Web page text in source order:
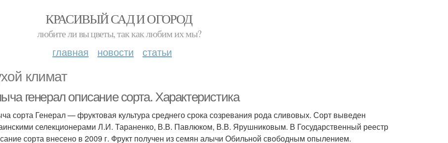
КРАСИВЫЙ САД И ОГОРОД
любите ли вы цветы, так как любим их мы?
главная новости статьи
климат
генерал описание сорта. Характеристика
сорта Генерал — фруктовая культура среднего срока созревания рода сливовых. Сорт выведен
селекционерами Л.И. Тараненко, В.В. Павлюком, В.В. Ярушниковым. В Государственный реестр
сорта внесено в 2009 г. Фрукт получен из семян алычи Обильной свободным опылением.